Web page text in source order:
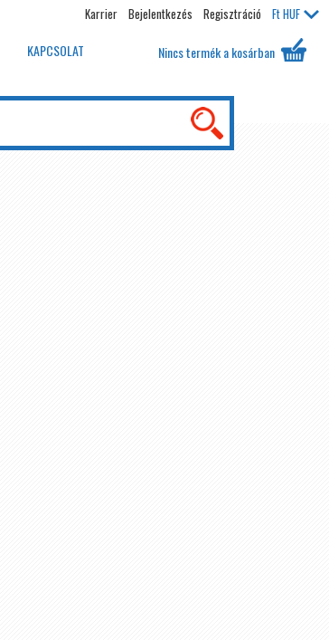
Karrier Bejelentkezés Regisztráció FtHUF
KAPCSOLAT Nincs termék a kosárban